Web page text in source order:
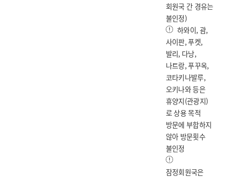
회원국 간 경유는
불인정)
하와이, 괌,
사이판, 푸켓,
발리, 다낭,
나트랑, 푸꾸옥,
코타키나발루,
오키나와 등은
휴양지(관광지)
로 상용 목적
방문에 부합하지
않아 방문횟수
불인정
잠정회원국은